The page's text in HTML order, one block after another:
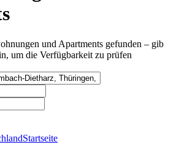
und Apartments gefunden – gib
um die Verfügbarkeit zu prüfen
Startseite